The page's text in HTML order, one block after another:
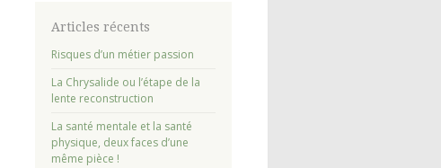
Articles récents
Risques d’un métier passion
La Chrysalide ou l’étape de la
lente reconstruction
La santé mentale et la santé
physique, deux faces d’une
même pièce !